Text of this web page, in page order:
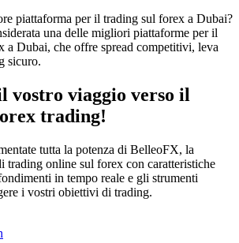
piattaforma per il trading sul forex a Dubai?
una delle migliori piattaforme per il
a Dubai, che offre spread competitivi, leva
sicuro.
vostro viaggio verso il
trading!
tutta la potenza di BelleoFX, la
trading online sul forex con caratteristiche
in tempo reale e gli strumenti
i vostri obiettivi di trading.